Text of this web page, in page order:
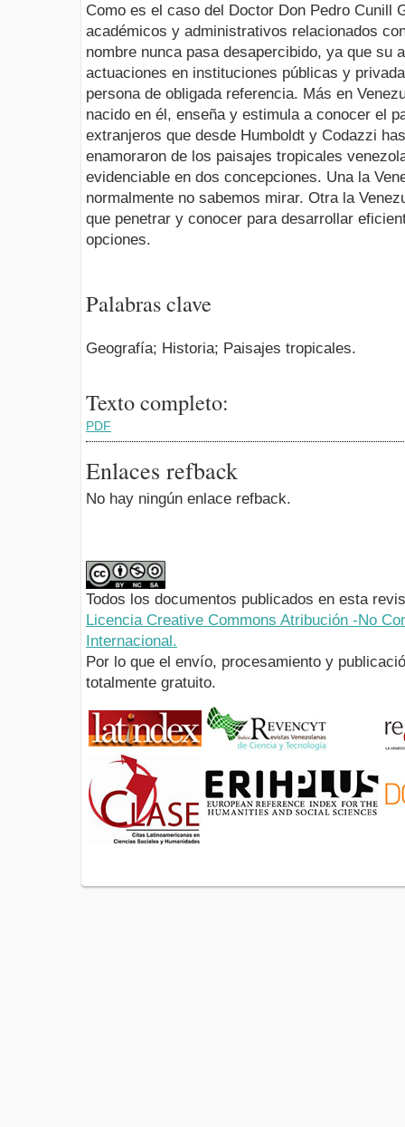
Como es el caso del Doctor Don Pedro Cunill
académicos y administrativos relacionados
nombre nunca pasa desapercibido, ya que su
actuaciones en instituciones públicas y
persona de obligada referencia. Más en
nacido en él, enseña y estimula a conocer el
extranjeros que desde Humboldt y Codazzi
enamoraron de los paisajes tropicales
evidenciable en dos concepciones. Una la
normalmente no sabemos mirar. Otra la
que penetrar y conocer para desarrollar
opciones.
Palabras clave
Geografía; Historia; Paisajes tropicales.
Texto completo:
PDF
Enlaces refback
No hay ningún enlace refback.
Todos los documentos publicados en esta
Licencia Creative Commons Atribución -No
Internacional.
Por lo que el envío, procesamiento y
totalmente gratuito.